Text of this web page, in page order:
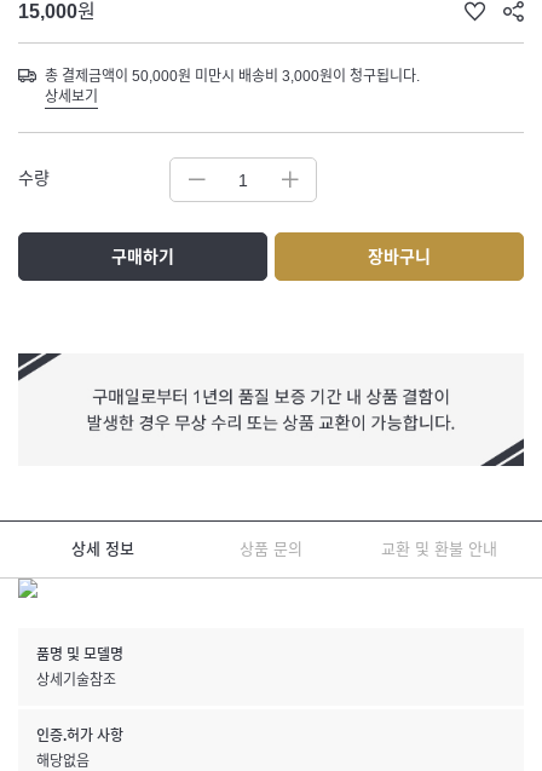
15,000원
총 결제금액이 50,000원 미만시 배송비 3,000원이 청구됩니다.
상세보기
수량
구매하기 장바구니
상세 정보 상품 문의 교환 및 환불 안내
품명 및 모델명
상세기술참조
인증.허가 사항
해당없음